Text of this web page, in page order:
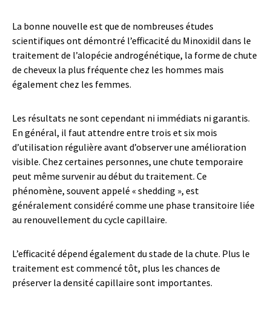
La bonne nouvelle est que de nombreuses études
scientifiques ont démontré l’efficacité du Minoxidil dans le
traitement de l’alopécie androgénétique, la forme de chute
de cheveux la plus fréquente chez les hommes mais
également chez les femmes.
Les résultats ne sont cependant ni immédiats ni garantis.
En général, il faut attendre entre trois et six mois
d’utilisation régulière avant d’observer une amélioration
visible. Chez certaines personnes, une chute temporaire
peut même survenir au début du traitement. Ce
phénomène, souvent appelé « shedding », est
généralement considéré comme une phase transitoire liée
au renouvellement du cycle capillaire.
L’efficacité dépend également du stade de la chute. Plus le
traitement est commencé tôt, plus les chances de
préserver la densité capillaire sont importantes.